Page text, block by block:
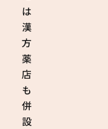
は
漢
方
薬
店
も
併
設